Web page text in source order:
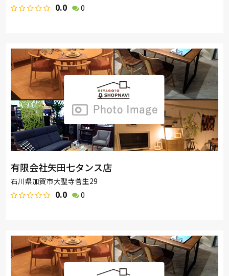
0.0 0
有限会社矢田七タンス店
石川県加賀市大聖寺菅生29
0.0 0